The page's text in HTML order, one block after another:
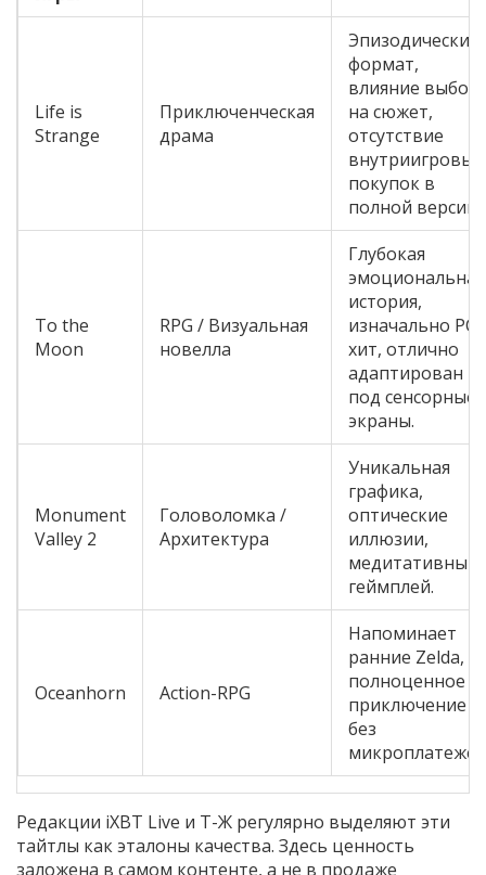
Life is
Strange
Приключенческая
драма
Эпизодический
формат,
влияние
на сюжет,
отсутствие
внутриигровых
покупок в
полной версии.
To the
Moon
RPG / Визуальная
новелла
Глубокая
эмоциональная
история,
изначально PC-
хит, отлично
адаптирован
под сенсорные
экраны.
Monument
Valley 2
Головоломка /
Архитектура
Уникальная
графика,
оптические
иллюзии,
медитативный
геймплей.
Oceanhorn Action-RPG
Напоминает
ранние Zelda,
полноценное
приключение
без
Редакции iXBT Live и Т-Ж регулярно выделяют эти
тайтлы как эталоны качества. Здесь ценность
заложена в самом контенте, а не в продаже